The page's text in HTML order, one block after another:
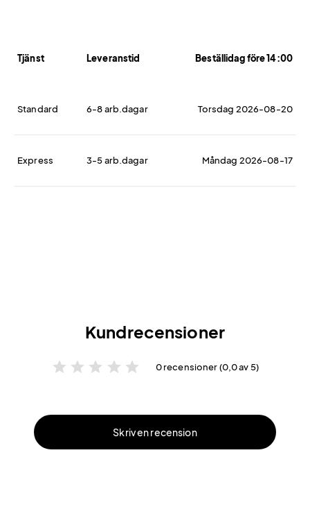
Tjänst Leveranstid Beställidag före 14:00
Standard 6-8 arb.dagar Torsdag 2026-08-20
Express 3-5 arb.dagar Måndag 2026-08-17
Kundrecensioner
star star star star star 0 recensioner (0,0 av 5)
Skriv en recension